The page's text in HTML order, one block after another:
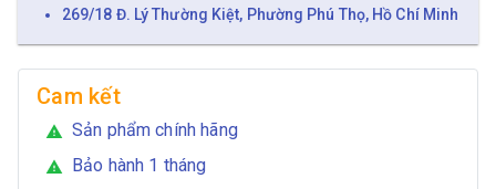
269/18 Đ. Lý Thường Kiệt, Phường Phú Thọ, Hồ Chí Minh
Cam kết
warning Sản phẩm chính hãng
warning Bảo hành 1 tháng